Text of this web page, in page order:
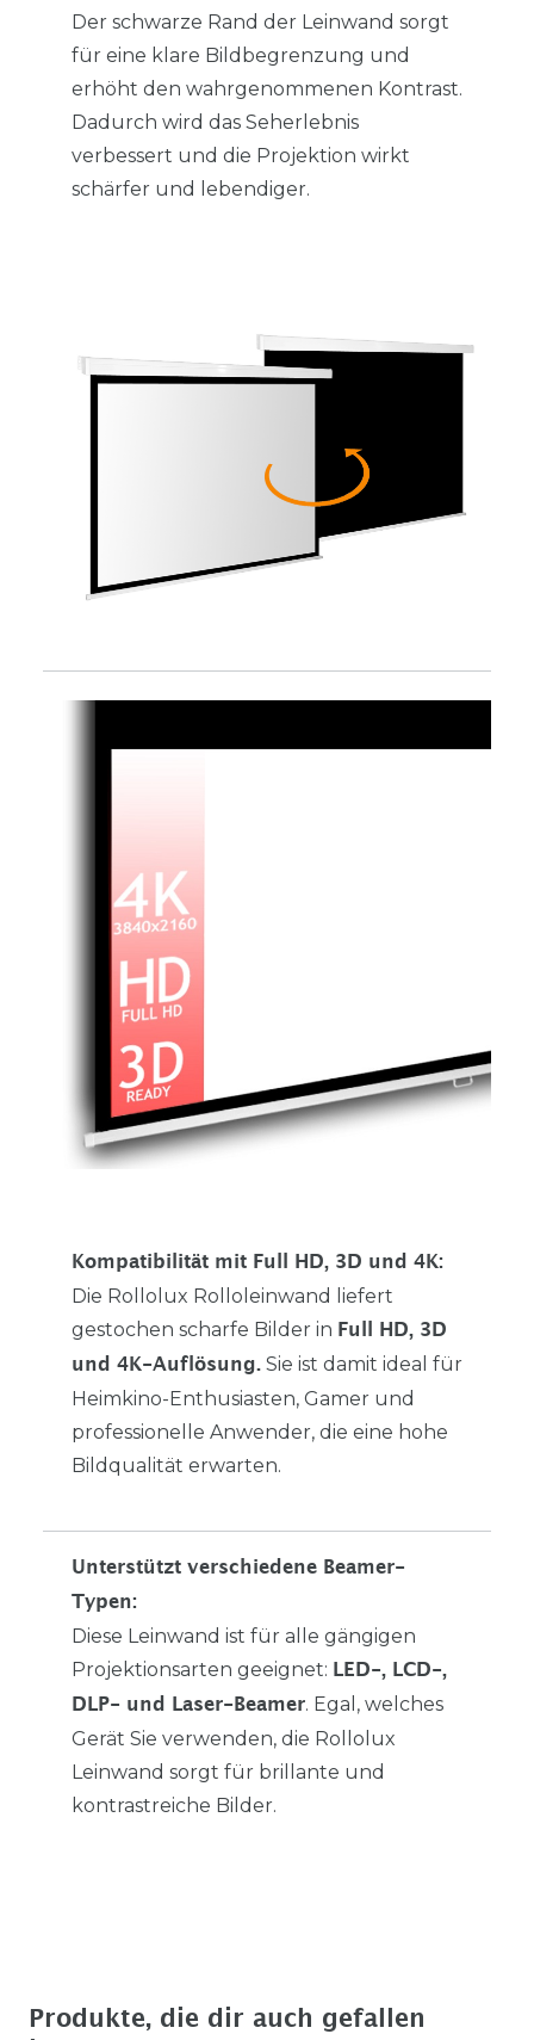
Der schwarze Rand der Leinwand sorgt
für eine klare Bildbegrenzung und
erhöht den wahrgenommenen Kontrast.
Dadurch wird das Seherlebnis
verbessert und die Projektion wirkt
schärfer und lebendiger.
Kompatibilität mit Full HD, 3D und 4K:
Die Rollolux Rolloleinwand liefert
gestochen scharfe Bilder in Full HD, 3D
und 4K-Auflösung. Sie ist damit ideal für
Heimkino-Enthusiasten, Gamer und
professionelle Anwender, die eine hohe
Bildqualität erwarten.
Unterstützt verschiedene Beamer-
Typen:
Diese Leinwand ist für alle gängigen
Projektionsarten geeignet: LED-, LCD-,
DLP- und Laser-Beamer. Egal, welches
Gerät Sie verwenden, die Rollolux
Leinwand sorgt für brillante und
kontrastreiche Bilder.
Produkte, die dir auch gefallen